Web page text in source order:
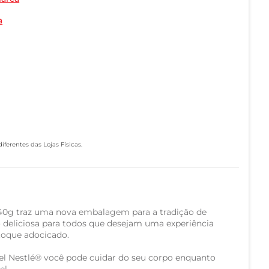
das Lojas Físicas.
traz uma nova embalagem para a tradição de
para todos que desejam uma experiência
adocicado.
Nestlé® você pode cuidar do seu corpo enquanto